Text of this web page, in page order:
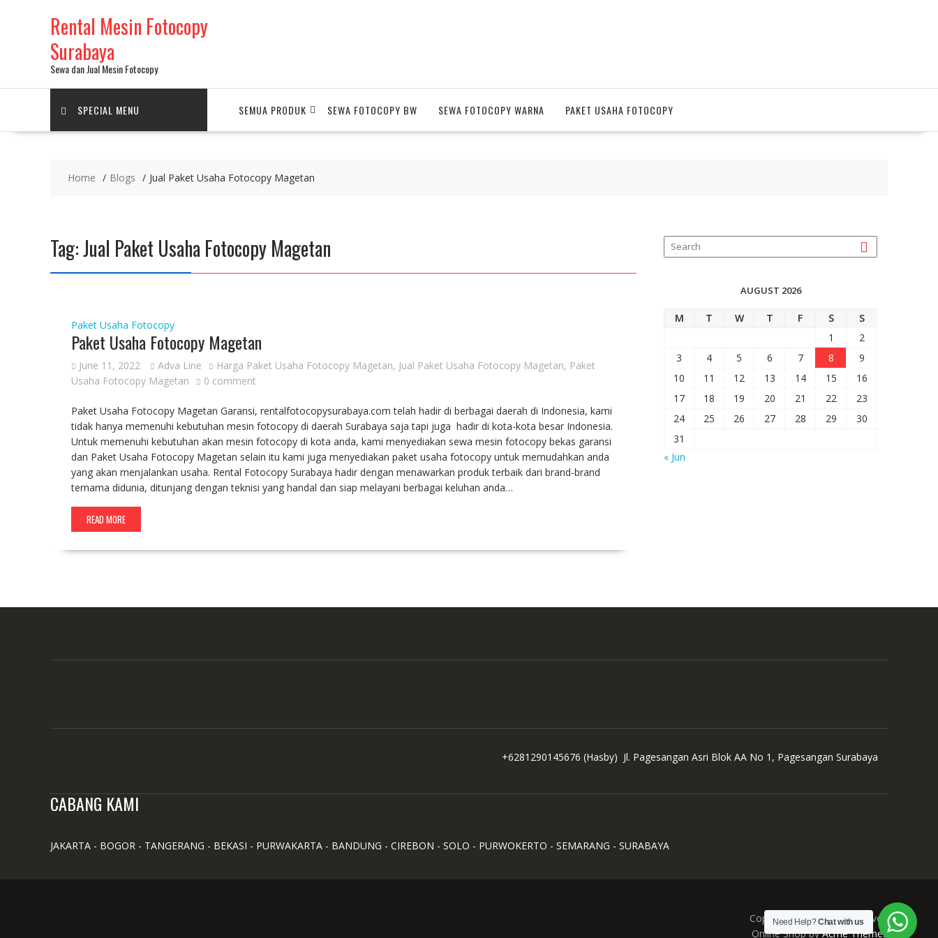
Rental Mesin Fotocopy
Surabaya
Sewa dan Jual Mesin Fotocopy
SPECIAL MENU SEMUA PRODUK SEWA FOTOCOPY BW SEWA FOTOCOPY WARNA PAKET USAHA FOTOCOPY
Home Blogs Jual Paket Usaha Fotocopy Magetan
Tag:Jual Paket Usaha Fotocopy Magetan
Paket Usaha Fotocopy
Paket Usaha Fotocopy Magetan
June 11, 2022 Adva Line Harga Paket Usaha Fotocopy Magetan, Jual Paket Usaha Fotocopy Magetan, Paket
Usaha Fotocopy Magetan
0 comment
Paket Usaha Fotocopy Magetan Garansi, rentalfotocopysurabaya.com telah hadir di berbagai daerah di Indonesia, kami
tidak hanya memenuhi kebutuhan mesin fotocopy di daerah Surabaya saja tapi juga hadir di kota-kota besar Indonesia.
Untuk memenuhi kebutuhan akan mesin fotocopy di kota anda, kami menyediakan sewa mesin fotocopy bekas garansi
dan Paket Usaha Fotocopy Magetan selain itu kami juga menyediakan paket usaha fotocopy untuk memudahkan anda
yang akan menjalankan usaha. Rental Fotocopy Surabaya hadir dengan menawarkan produk terbaik dari brand-brand
ternama didunia, ditunjang dengan teknisi yang handal dan siap melayani berbagai keluhan anda…
READ MORE
AUGUST 2026
M T W T F S
S
1
2
3
4 5 6 7 8
9
10
11 12 13 14 15
16
17
18 19 20 21 22
23
24
25 26 27 28 29
30
31
« Jun
+6281290145676 (Hasby) Jl. Pagesangan Asri Blok AA No 1, Pagesangan Surabaya
CABANG KAMI
JAKARTA - BOGOR - TANGERANG - BEKASI - PURWAKARTA - BANDUNG - CIREBON - SOLO - PURWOKERTO - SEMARANG - SURABAYA
Copyright © All Right Reserved
Online Shop byAcme Themes
Need Help?Chat with us